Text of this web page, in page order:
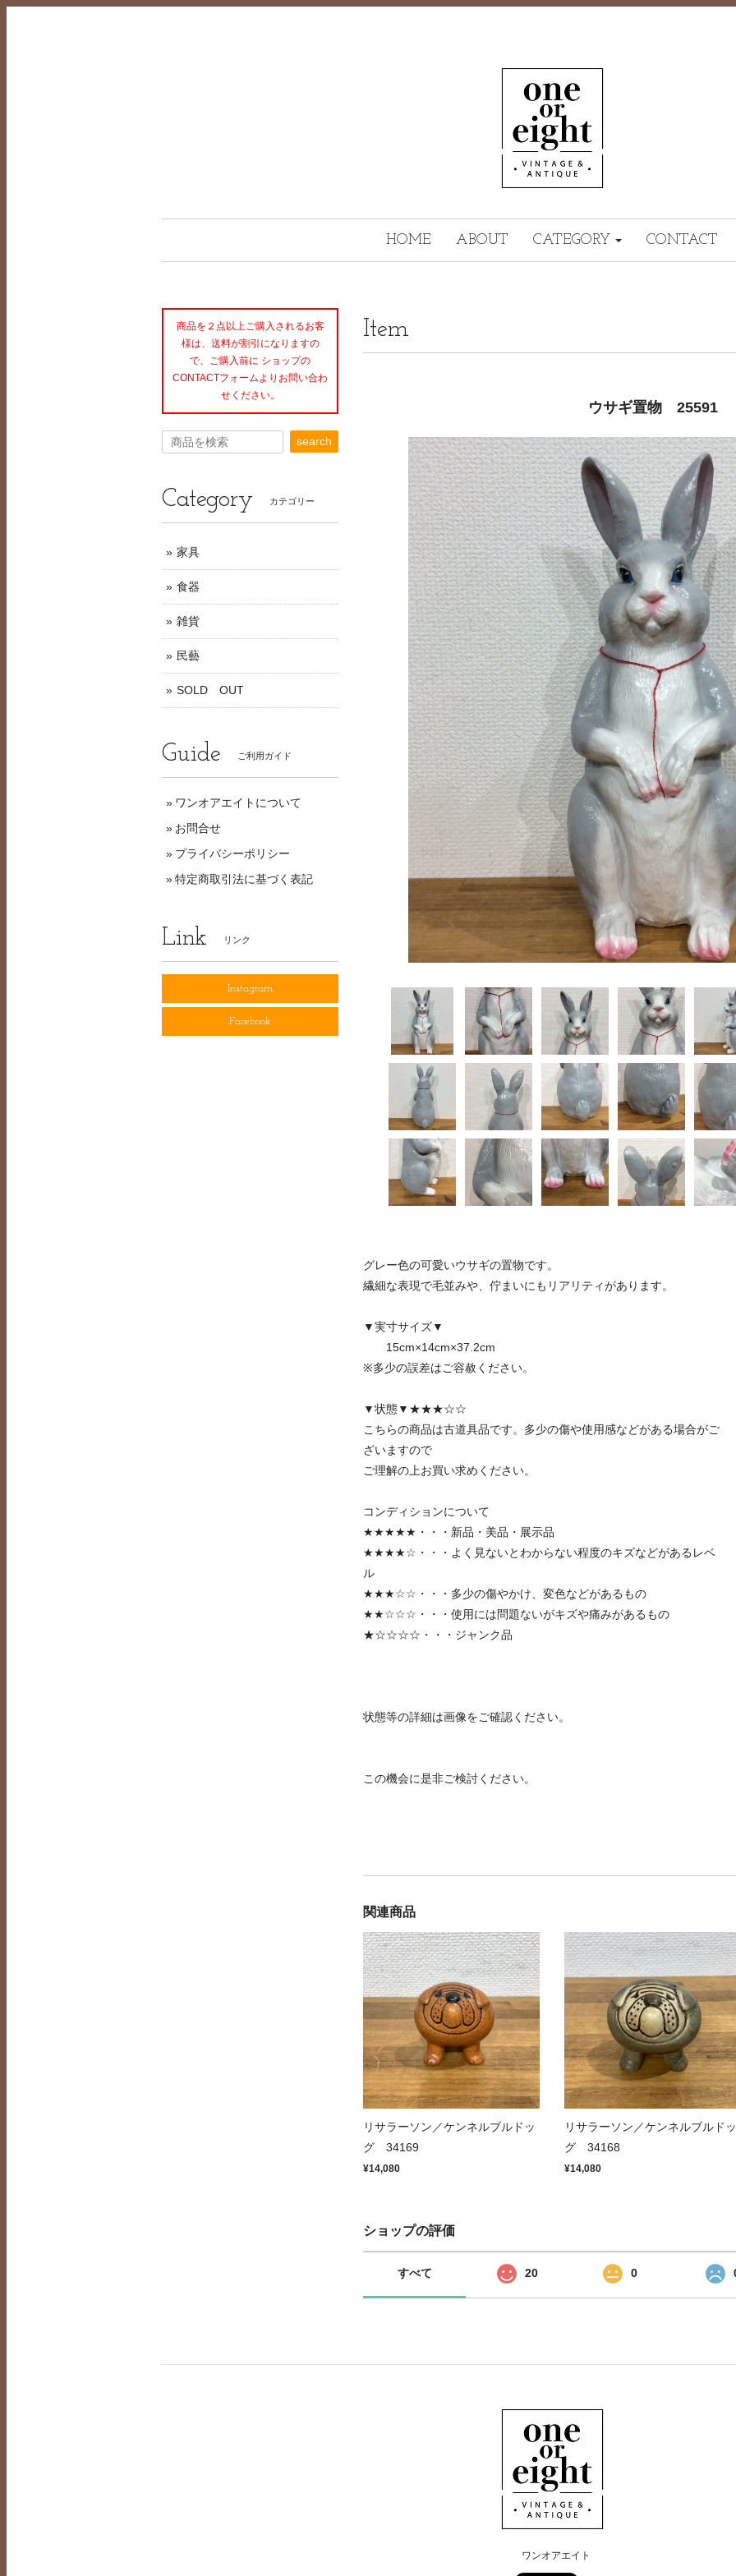
HOME ABOUT CATEGORY CONTACT
Item
ウサギ置物 25591
グレー色の可愛いウサギの置物です。
繊細な表現で毛並みや、佇まいにもリアリティがあります。
▼実寸サイズ▼
15cm×14cm×37.2cm
※多少の誤差はご容赦ください。
▼状態▼★★★☆☆
こちらの商品は古道具品です。多少の傷や使用感などがある場合がご
ざいますので
ご理解の上お買い求めください。
コンディションについて
★★★★★・・・新品・美品・展示品
★★★★☆・・・よく見ないとわからない程度のキズなどがあるレベ
ル
★★★☆☆・・・多少の傷やかけ、変色などがあるもの
★★☆☆☆・・・使用には問題ないがキズや痛みがあるもの
★☆☆☆☆・・・ジャンク品
状態等の詳細は画像をご確認ください。
この機会に是非ご検討ください。
関連商品
リサラーソン／ケンネルブルドッ
グ 34169
¥14,080
リサラーソン／ケンネルブルドッ
グ 34168
¥14,080
ショップの評価
すべて 20 0
商品を２点以上ご購入されるお客
様は、送料が割引になりますの
で、ご購入前に ショップの
CONTACTフォームよりお問い合わ
せください。
search
Category カテゴリー
家具
食器
雑貨
民藝
SOLD OUT
Guide ご利用ガイド
ワンオアエイトについて
お問合せ
プライバシーポリシー
特定商取引法に基づく表記
Link リンク
Instagram
Facebook
ワンオアエイト